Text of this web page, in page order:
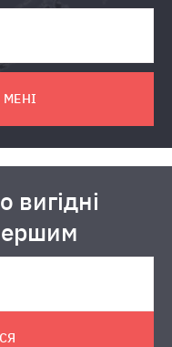
вигідні